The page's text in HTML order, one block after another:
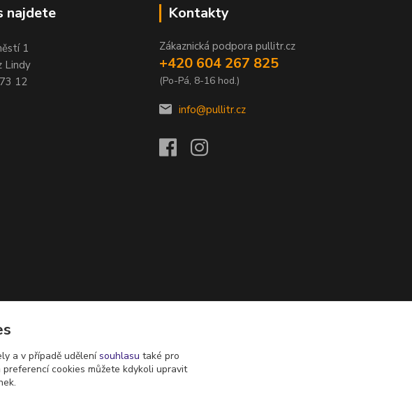
najdete
1
Lindy
12
Kontakty
Zákaznická podpora pullitr.cz
+420 604 267 825
(Po-Pá, 8-16 hod.)
info@pullitr.cz
a v případě udělenísouhlasu také pro
cookies můžete kdykoli upravit